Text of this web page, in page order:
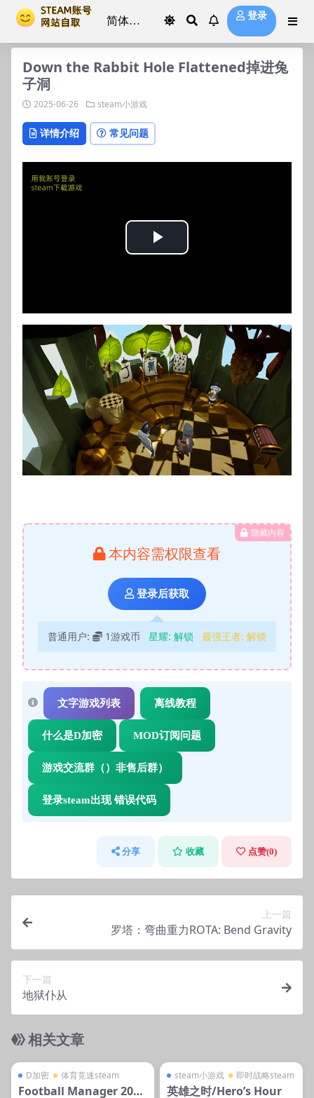
登录
Down the Rabbit Hole Flattened掉进兔
子洞
2025-06-26 steam小游戏
详情介绍 常见问题
Play
隐藏内容
本内容需权限查看
登录后获取
普通用户: 1游戏币 星耀: 解锁 最强王者: 解锁
文字游戏列表 离线教程
什么是D加密 MOD订阅问题
游戏交流群（）非售后群）
登录steam出现 错误代码
分享 收藏 点赞(0)
上一篇
罗塔：弯曲重力ROTA: Bend Gravity
下一篇
地狱仆从
相关文章
D加密
体育竞速steam
Football Manager 2023
steam小游戏
steam小游戏
即时战略steam
英雄之时/Hero’s Hour